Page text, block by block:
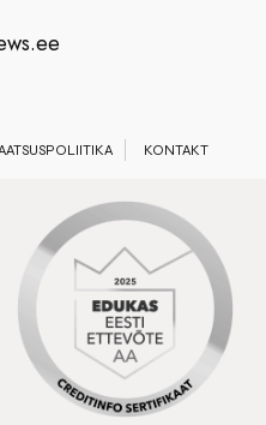
KONTAKT